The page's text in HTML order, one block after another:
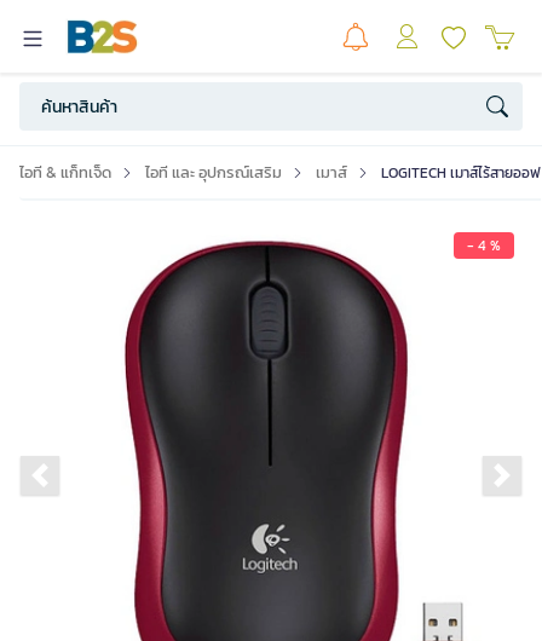
ไอที & แก็ทเจ็ด ไอที และ อุปกรณ์เสริม เมาส์ LOGITECH เมาส์ไร้สายอ
- 4 %
Previous slide